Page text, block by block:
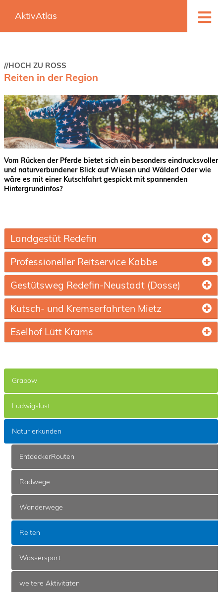
AktivAtlas
//HOCH ZU ROSS
Reiten in der Region
Vom Rücken der Pferde bietet sich ein besonders eindrucksvoller
und naturverbundener Blick auf Wiesen und Wälder! Oder wie
wäre es mit einer Kutschfahrt gespickt mit spannenden
Hintergrundinfos?
Landgestüt Redefin
Professioneller Reitservice Kabbe
Gestütsweg Redefin-Neustadt (Dosse)
Kutsch- und Kremserfahrten Mietz
Eselhof Lütt Krams
Grabow
Ludwigslust
Natur erkunden
EntdeckerRouten
Radwege
Wanderwege
Reiten
Wassersport
weitere Aktivitäten